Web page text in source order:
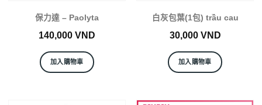
保力達 – Paolyta
140,000 VND
加入購物車
白灰包葉(1包) trầu cau
30,000 VND
加入購物車